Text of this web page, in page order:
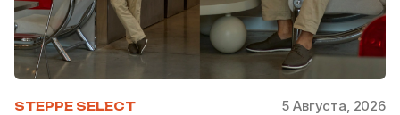
STEPPE SELECT 5 Августа, 2026